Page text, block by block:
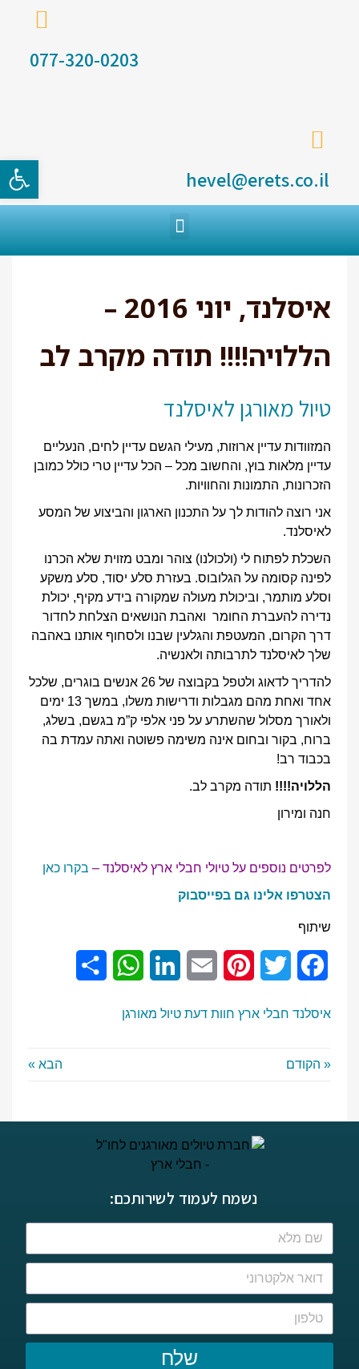
077-320-0203
hevel@erets.co.il
איסלנד, יוני 2016 –
הללויה!!!! תודה מקרב לב
טיול מאורגן לאיסלנד
המזוודות עדיין ארוזות, מעילי הגשם עדיין לחים, הנעליים
עדיין מלאות בוץ, והחשוב מכל – הכל עדיין טרי כולל כמובן
הזכרונות, התמונות והחוויות.
אני רוצה להודות לך על התכנון הארגון והביצוע של המסע
לאיסלנד.
השכלת לפתוח לי (ולכולנו) צוהר ומבט מזוית שלא הכרנו
לפינה קסומה על הגלובוס. בעזרת סלע יסוד, סלע משקע
וסלע מותמר, וביכולת מעולה שמקורה בידע מקיף, יכולת
נדירה להעברת החומר ואהבת הנושאים הצלחת לחדור
דרך הקרום, המעטפת והגלעין שבנו ולסחוף אותנו באהבה
שלך לאיסלנד לתרבותה ולאנשיה.
להדריך לדאוג ולטפל בקבוצה של 26 אנשים בוגרים, שלכל
אחד ואחת מהם מגבלות ודרישות משלו, במשך 13 ימים
ולאורך מסלול שהשתרע על פני אלפי ק”מ בגשם, בשלג,
ברוח, בקור ובחום אינה משימה פשוטה ואתה עמדת בה
בכבוד רב!
הללויה!!!! תודה מקרב לב.
חנה ומירון
לפרטים נוספים על טיולי חבלי ארץ לאיסלנד – בקרו כאן
הצטרפו אלינו גם בפייסבוק
שיתוף
Facebook
Twitter
Pinterest
Email
LinkedIn
WhatsApp
איסלנד חבלי ארץ חוות דעת טיול מאורגן
« הקודם הבא »
נשמח לעמוד לשירותכם:
שלח
פתח